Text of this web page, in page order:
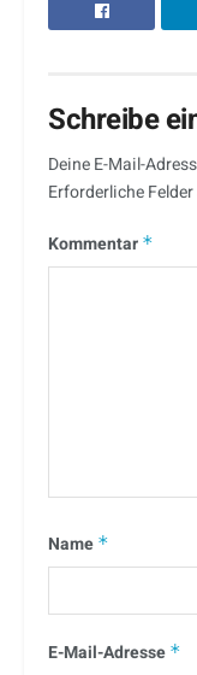
Schreibe
Deine E-Mail-
Erforderliche
Kommentar *
Name *
E-Mail-Adresse *